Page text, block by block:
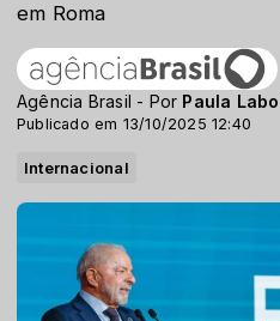
em Roma
Agência Brasil - Por Paula
Publicado em 13/10/2025 12:40
Internacional